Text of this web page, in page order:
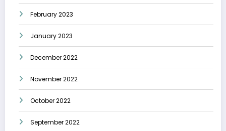
February 2023
January 2023
December 2022
November 2022
October 2022
September 2022